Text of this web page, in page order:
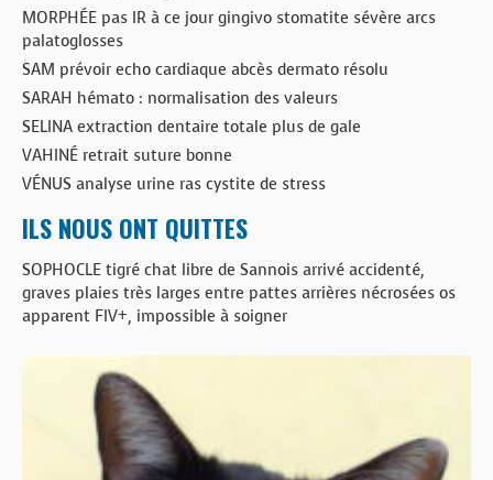
MORPHÉE pas IR à ce jour gingivo stomatite sévère arcs
palatoglosses
SAM prévoir echo cardiaque abcès dermato résolu
SARAH hémato : normalisation des valeurs
SELINA extraction dentaire totale plus de gale
VAHINÉ retrait suture bonne
VÉNUS analyse urine ras cystite de stress
ILS NOUS ONT QUITTES
SOPHOCLE tigré chat libre de Sannois arrivé accidenté,
graves plaies très larges entre pattes arrières nécrosées os
apparent FIV+, impossible à soigner